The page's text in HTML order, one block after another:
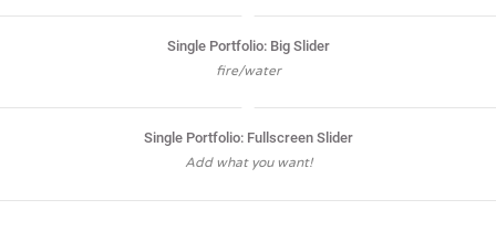
Single Portfolio: Big Slider
fire/water
Single Portfolio: Fullscreen Slider
Add what you want!